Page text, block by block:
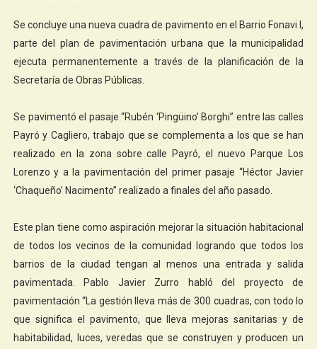
Se concluye una nueva cuadra de pavimento en el Barrio Fonavi I,
parte del plan de pavimentación urbana que la municipalidad
ejecuta permanentemente a través de la planificación de la
Secretaría de Obras Públicas.
Se pavimentó el pasaje “Rubén ‘Pingüino’ Borghi” entre las calles
Payró y Cagliero, trabajo que se complementa a los que se han
realizado en la zona sobre calle Payró, el nuevo Parque Los
Lorenzo y a la pavimentación del primer pasaje “Héctor Javier
‘Chaqueño’ Nacimento” realizado a finales del año pasado.
Este plan tiene como aspiración mejorar la situación habitacional
de todos los vecinos de la comunidad logrando que todos los
barrios de la ciudad tengan al menos una entrada y salida
pavimentada. Pablo Javier Zurro habló del proyecto de
pavimentación “La gestión lleva más de 300 cuadras, con todo lo
que significa el pavimento, que lleva mejoras sanitarias y de
habitabilidad, luces, veredas que se construyen y producen un